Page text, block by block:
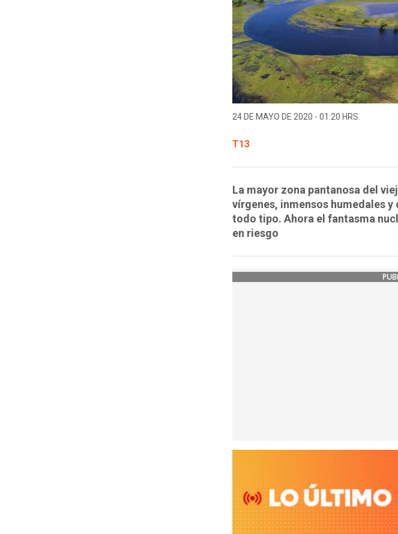
24 DE MAYO DE 2020 - 01:20 HRS.
T13
La mayor zona pantanosa del
vírgenes, inmensos humedales
todo tipo. Ahora el fantasma
en riesgo